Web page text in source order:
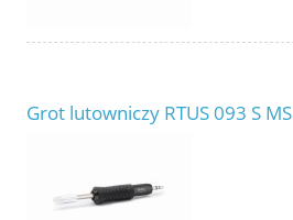
Grot lutowniczy RTUS 093 S MS